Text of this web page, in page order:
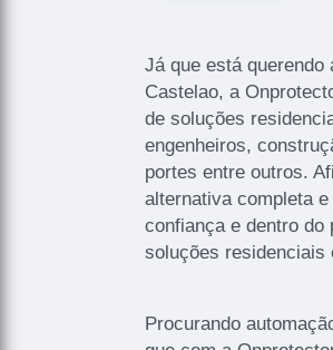
Já que está
Castelao, a
de soluções
engenheiros,
portes entre outros.
alternativa completa
confiança e dentro do
soluções residenciais
Procurando